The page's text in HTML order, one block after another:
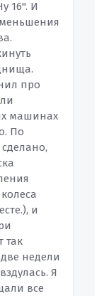
16". И
про
машинах
По
и
так
недели
Я
все